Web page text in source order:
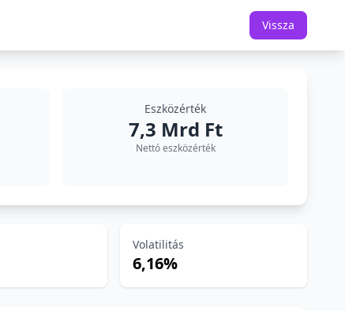
Vissza
Eszközérték
7,3 Mrd Ft
Nettó eszközérték
Volatilitás
6,16%